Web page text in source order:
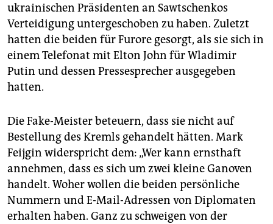
ukrainischen Präsidenten an Sawtschenkos
Verteidigung untergeschoben zu haben. Zuletzt
hatten die beiden für Furore gesorgt, als sie sich in
einem Telefonat mit Elton John für Wladimir
Putin und dessen Pressesprecher ausgegeben
hatten.
Die Fake-Meister beteuern, dass sie nicht auf
Bestellung des Kremls gehandelt hätten. Mark
Feijgin widerspricht dem: „Wer kann ernsthaft
annehmen, dass es sich um zwei kleine Ganoven
handelt. Woher wollen die beiden persönliche
Nummern und E-Mail-Adressen von Diplomaten
erhalten haben. Ganz zu schweigen von der